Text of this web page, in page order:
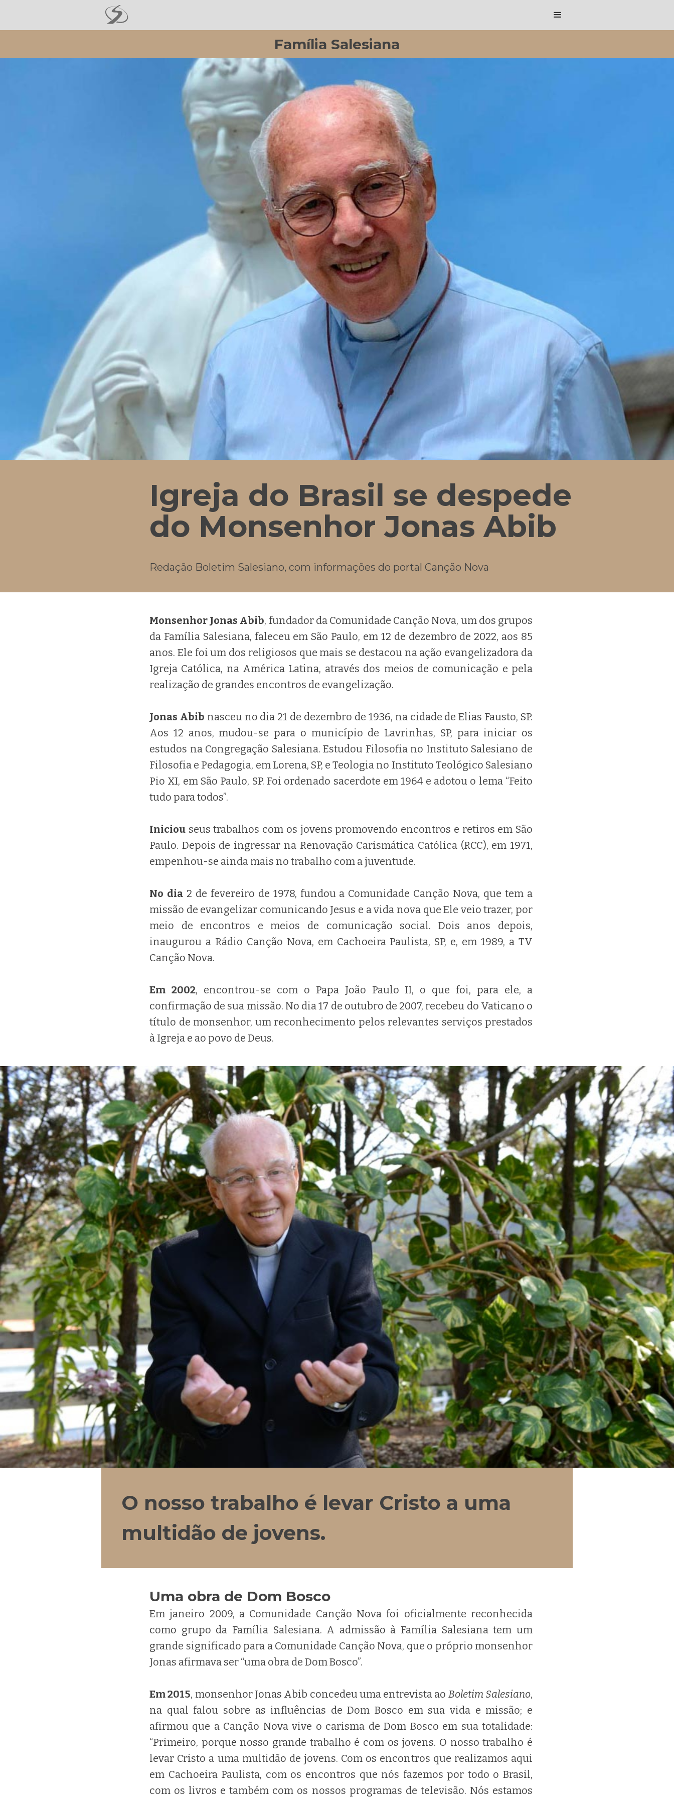
Família Salesiana
Igreja do Brasil se despede
do Monsenhor Jonas Abib
Redação Boletim Salesiano, com informações do portal Canção Nova
Monsenhor Jonas Abib, fundador da Comunidade Canção Nova, um dos grupos
da Família Salesiana, faleceu em São Paulo, em 12 de dezembro de 2022, aos 85
anos. Ele foi um dos religiosos que mais se destacou na ação evangelizadora da
Igreja Católica, na América Latina, através dos meios de comunicação e pela
realização de grandes encontros de evangelização.
Jonas Abib nasceu no dia 21 de dezembro de 1936, na cidade de Elias Fausto, SP.
Aos 12 anos, mudou-se para o município de Lavrinhas, SP, para iniciar os
estudos na Congregação Salesiana. Estudou Filosofia no Instituto Salesiano de
Filosofia e Pedagogia, em Lorena, SP, e Teologia no Instituto Teológico Salesiano
Pio XI, em São Paulo, SP. Foi ordenado sacerdote em 1964 e adotou o lema “Feito
tudo para todos”.
Iniciou seus trabalhos com os jovens promovendo encontros e retiros em São
Paulo. Depois de ingressar na Renovação Carismática Católica (RCC), em 1971,
empenhou-se ainda mais no trabalho com a juventude.
No dia2 de fevereiro de 1978, fundou a Comunidade Canção Nova, que tem a
missão de evangelizar comunicando Jesus e a vida nova que Ele veio trazer, por
meio de encontros e meios de comunicação social. Dois anos depois,
inaugurou a Rádio Canção Nova, em Cachoeira Paulista, SP, e, em 1989, a TV
Canção Nova.
Em 2002, encontrou-se com o Papa João Paulo II, o que foi, para ele, a
confirmação de sua missão. No dia 17 de outubro de 2007, recebeu do Vaticano o
título de monsenhor, um reconhecimento pelos relevantes serviços prestados
à Igreja e ao povo de Deus.
O nosso trabalho é levar Cristo a uma
multidão de jovens.
Uma obra de Dom Bosco
Em janeiro 2009, a Comunidade Canção Nova foi oficialmente reconhecida
como grupo da Família Salesiana. A admissão à Família Salesiana tem um
grande significado para a Comunidade Canção Nova, que o próprio monsenhor
Jonas afirmava ser “uma obra de Dom Bosco”.
Em 2015, monsenhor Jonas Abib concedeu uma entrevista ao Boletim Salesiano,
na qual falou sobre as influências de Dom Bosco em sua vida e missão; e
afirmou que a Canção Nova vive o carisma de Dom Bosco em sua totalidade:
“Primeiro, porque nosso grande trabalho é com os jovens. O nosso trabalho é
levar Cristo a uma multidão de jovens. Com os encontros que realizamos aqui
em Cachoeira Paulista, com os encontros que nós fazemos por todo o Brasil,
com os livros e também com os nossos programas de televisão. Nós estamos